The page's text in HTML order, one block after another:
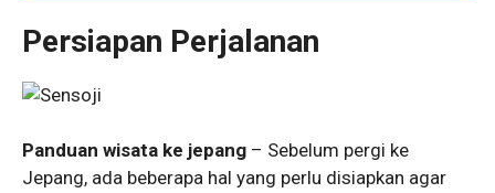
Persiapan Perjalanan
Panduan wisata ke jepang – Sebelum pergi ke
Jepang, ada beberapa hal yang perlu disiapkan agar